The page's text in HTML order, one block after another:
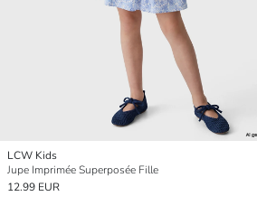
LCW Kids
Jupe Imprimée Superposée Fille
12.99 EUR